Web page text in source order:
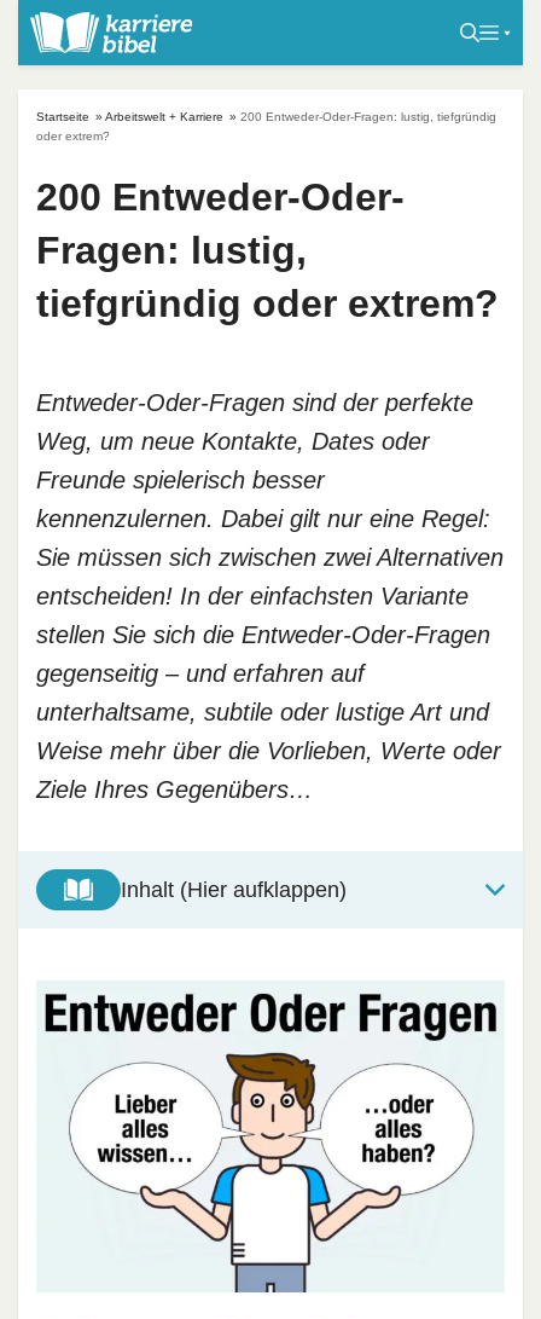
Startseite » Arbeitswelt + Karriere » 200 Entweder-Oder-Fragen: lustig, tiefgründig
oder extrem?
200 Entweder-Oder-
Fragen: lustig,
tiefgründig oder extrem?
Entweder-Oder-Fragen sind der perfekte
Weg, um neue Kontakte, Dates oder
Freunde spielerisch besser
kennenzulernen. Dabei gilt nur eine Regel:
Sie müssen sich zwischen zwei Alternativen
entscheiden! In der einfachsten Variante
stellen Sie sich die Entweder-Oder-Fragen
gegenseitig – und erfahren auf
unterhaltsame, subtile oder lustige Art und
Weise mehr über die Vorlieben, Werte oder
Ziele Ihres Gegenübers…
Inhalt (Hier aufklappen)